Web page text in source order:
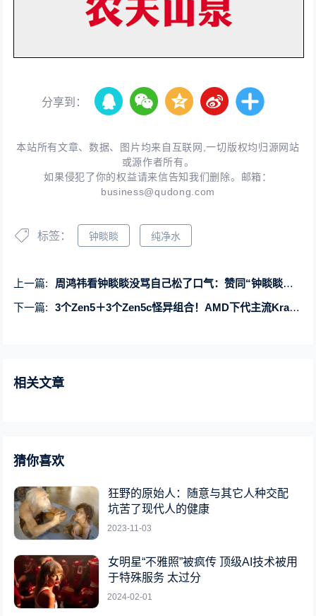
分享到：
本站所有文章、数据、图片均来自互联网,一切版权均归源网站
或源作者所有。
如果侵犯了你的权益请来信告知我们删除。邮箱：
business@qudong.com
标签： 钟睒睒 纯净水
上一篇:
周鸿祎看钟睒睒没骂自己松了口气：赞同“钟睒睒看不起带货企业家”的说法
下一篇:
3个Zen5＋3个Zen5c怪异组合！AMD下代主流Krackan APU首次现身
相关文章
猜你喜欢
狂野的原始人：随意与其它人种交配
坑苦了现代人的健康
2023-11-03
女明星“不雅照”被疯传 顶级AI技术被用
于特殊服务 太过分
2024-02-01